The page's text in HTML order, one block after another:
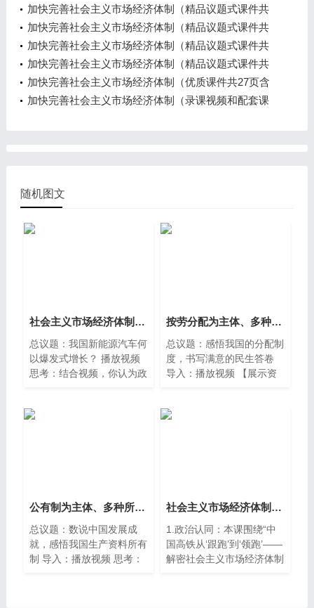
含教学设计3视频）
加快完善社会主义市场经济体制（精品议题式课件共
25页含教学设计4视频）
加快完善社会主义市场经济体制（精品议题式课件共
24页含教学设计5视频）
加快完善社会主义市场经济体制（精品议题式课件共
19页含教学设计2视频）
加快完善社会主义市场经济体制（精品议题式课件共
21页含8页教学设计2视频）
加快完善社会主义市场经济体制（优质课件共27页含
教案4视频）
加快完善社会主义市场经济体制（录课视频和配套课
随机图文
社会主义市场经济体制（中职精品议题式课件共29页含教学设计2视频）
总议题：我国新能源汽车何
以爆发式增长？ 播放视频
思考：结合视频，你认为政
的作用？
按劳分配为主体、多种分配方式并存（中职精品议题式课件共26页含教学设计3视频）
总议题：感悟我国的分配制
度，书写满意的民生答卷
导入：播放视频 【展示资
差距继续缩小。脱贫攻坚成
——摘录于《2024年政府
得上述“成绩单”得益于怎样
的收入分配制度？
公有制为主体、多种所有制经济共同发展（中职精品议题式课件共30页含教学设计2视频）
总议题：数说中国发展成
就，感悟我国生产资料所有
制 导入：播放视频 思考：
社会主义市场经济体制（中职精品议题式课件共28页含教学设计3视频）
1.政治认同：本课围绕“中
国高铁从‘跟跑’到‘领跑’——
解密社会主义市场经济体制